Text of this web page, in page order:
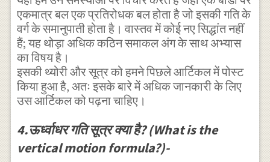
\log {
(1+\frac { k
}{ g } { v
}_{ 0 }^{ 2
}) } =\log {
\frac { 1 }{
\left( 1-
\frac { k }{
g } { v }_{ 1
एकमात्र बल एक प्रतिरोधक बल होता है जो इसकी गति के
वर्ग के समानुपाती होता है। वास्तव में कोई नए सिद्धांत नहीं
हैं; यह थोड़ा अधिक कठिन समाकल अंग के साथ अभ्यास
का विषय है।
इसकी थ्योरी और सूत्र को हमने पिछले आर्टिकल में पोस्ट
किया हुआ है, अतः इसके बारे में अधिक जानकारी के लिए
उस आर्टिकल को पढ़ना चाहिए।
4.ऊर्ध्वाधर गति सूत्र क्या है? (What is the
vertical motion formula?)-